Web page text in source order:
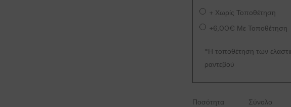
+ Χωρίς Τοποθέτηση
+6,00€ Με Τοποθέτηση
*Η τοποθέτηση των
ραντεβού
Ποσότητα Σύνολο